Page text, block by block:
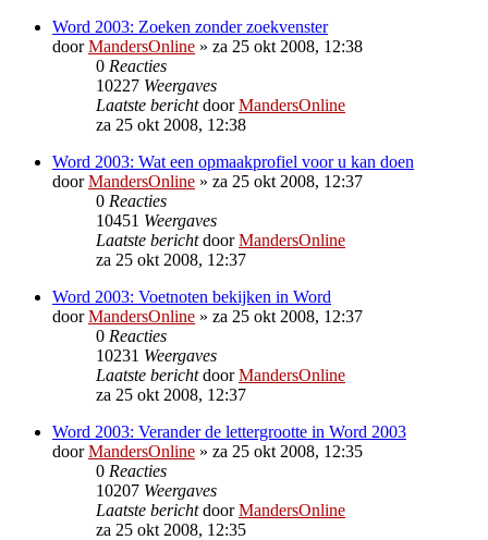
Word 2003: Zoeken zonder zoekvenster
doorMandersOnline » za 25 okt 2008, 12:38
0 Reacties
10227 Weergaves
Laatste berichtdoorMandersOnline
za 25 okt 2008, 12:38
Word 2003: Wat een opmaakprofiel voor u kan doen
doorMandersOnline » za 25 okt 2008, 12:37
0 Reacties
10451 Weergaves
Laatste berichtdoorMandersOnline
za 25 okt 2008, 12:37
Word 2003: Voetnoten bekijken in Word
doorMandersOnline » za 25 okt 2008, 12:37
0 Reacties
10231 Weergaves
Laatste berichtdoorMandersOnline
za 25 okt 2008, 12:37
Word 2003: Verander de lettergrootte in Word 2003
doorMandersOnline » za 25 okt 2008, 12:35
0 Reacties
10207 Weergaves
Laatste berichtdoorMandersOnline
za 25 okt 2008, 12:35